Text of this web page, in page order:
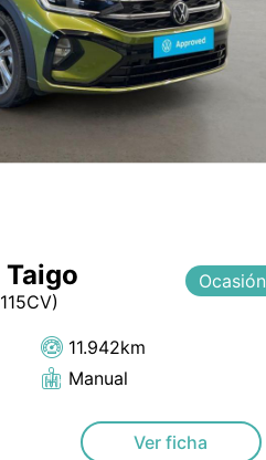
Taigo Ocasión
11.942km
Manual
Ver ficha